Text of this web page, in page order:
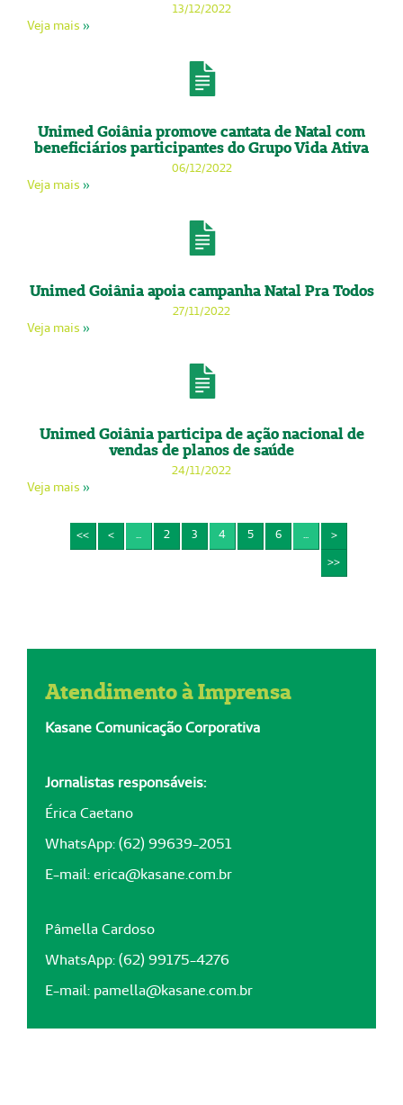
13/12/2022
Veja mais »
Unimed Goiânia promove cantata de Natal com
beneficiários participantes do Grupo Vida Ativa
06/12/2022
Veja mais »
Unimed Goiânia apoia campanha Natal Pra Todos
27/11/2022
Veja mais »
Unimed Goiânia participa de ação nacional de
vendas de planos de saúde
24/11/2022
Veja mais »
<< < ... 2 3 4 5 6 ...
>
>>
Atendimento à Imprensa
Kasane Comunicação Corporativa
Jornalistas responsáveis:
Érica Caetano
WhatsApp: (62) 99639-2051
E-mail:erica@kasane.com.br
Pâmella Cardoso
WhatsApp: (62) 99175-4276
E-mail: pamella@kasane.com.br